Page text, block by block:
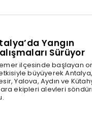
Yangın
Sürüyor
ilçesinde başlayan
büyüyerek
Yalova, Aydın ve
ekipleri alevleri